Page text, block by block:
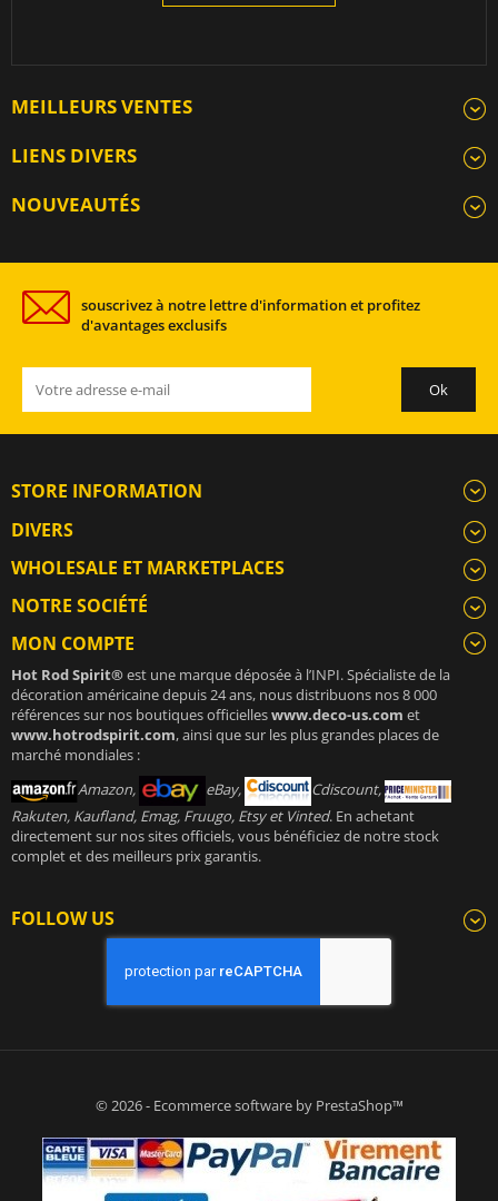
MEILLEURS VENTES
LIENS DIVERS
NOUVEAUTÉS
souscrivez à notre lettre d'information et profitez
d'avantages exclusifs
STORE INFORMATION
DIVERS
WHOLESALE ET MARKETPLACES
NOTRE SOCIÉTÉ
MON COMPTE
Hot Rod Spirit®est une marque déposée à l’INPI. Spécialiste de la
décoration américaine depuis 24 ans, nous distribuons nos 8 000
références sur nos boutiques officielleswww.deco-us.com et
www.hotrodspirit.com, ainsi que sur les plus grandes places de
marché mondiales :
Amazon,
eBay,
Cdiscount,
Rakuten, Kaufland, Emag, Fruugo, Etsy et Vinted. En achetant
directement sur nos sites officiels, vous bénéficiez de notre stock
complet et des meilleurs prix garantis.
FOLLOW US
© 2026 - Ecommerce software by PrestaShop™